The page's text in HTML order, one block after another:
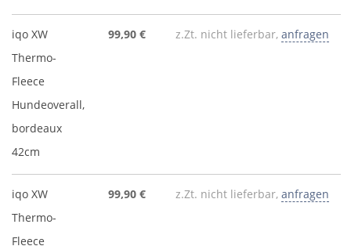
iqo XW
Thermo-
Fleece
Hundeoverall,
bordeaux
42cm
99,90 € z.Zt. nicht lieferbar, anfragen
iqo XW
Thermo-
Fleece
99,90 € z.Zt. nicht lieferbar, anfragen